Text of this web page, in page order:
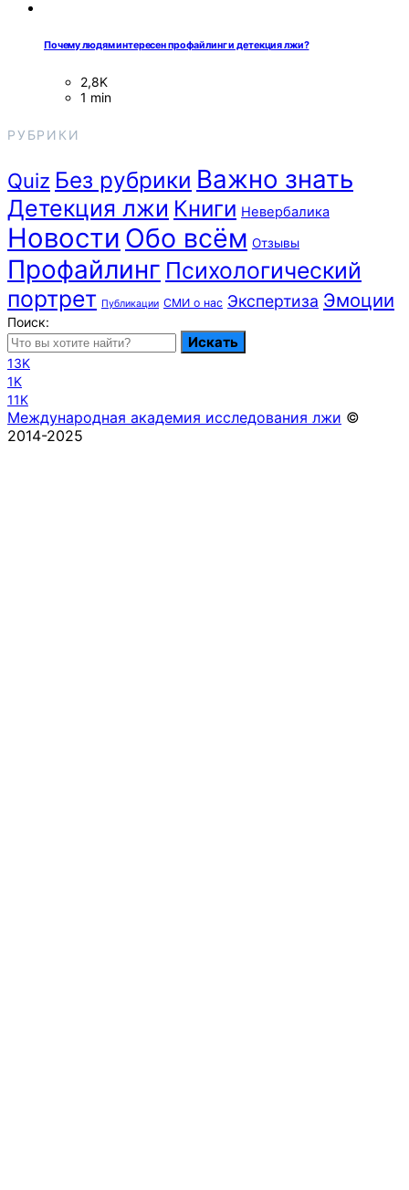
Почему людям интересен профайлинг и детекция лжи?
2,8K
1 min
РУБРИКИ
Quiz Без рубрики Важно знать
Детекция лжи Книги Невербалика
Новости Обо всём Отзывы
Профайлинг Психологический
портрет Публикации СМИ о нас Экспертиза Эмоции
Поиск:
Искать
13K
1K
11K
Международная академия исследования лжи ©
2014-2025